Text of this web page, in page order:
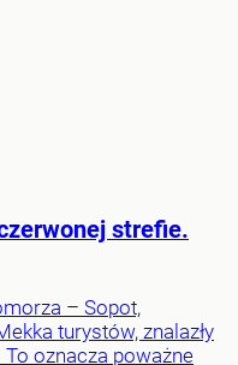
strefie.
– Sopot,
turystów, znalazły
oznacza poważne